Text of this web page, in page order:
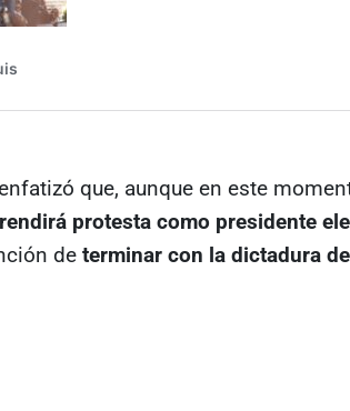
que, aunque en este
protesta como presidente
de terminar con la dictadura